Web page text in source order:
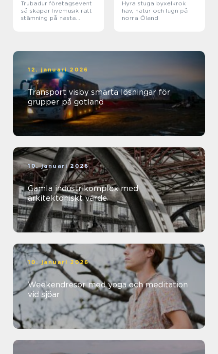
Trubadur företagsevent
så skapar livemusik rätt
stämning på nästa
Hyra stuga byxelkrok
hav, natur och lugn på
norra Öland
12. januari 2026
Transport visby smarta lösningar för
grupper på gotland
10. januari 2026
Gamla industrikomplex med
arkitektoniskt värde
10. januari 2026
Weekendresor med yoga och meditation
vid sjöar